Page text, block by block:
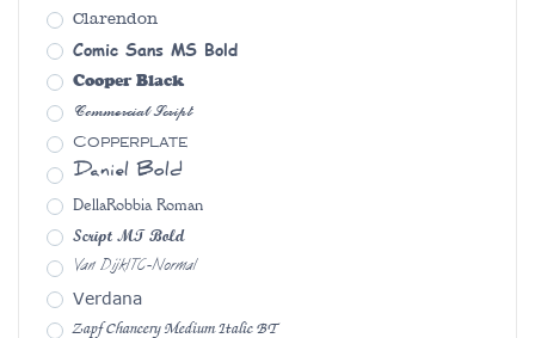
Clarendon
Comic Sans MS Bold
Cooper Black
Commercial Script
Copperplate
Daniel Bold
DellaRobbia Roman
Script MT Bold
Van DijkITC-Normal
Verdana
Zapf Chancery Medium Italic BT